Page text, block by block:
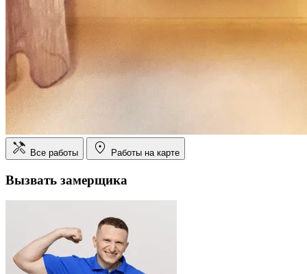
Все работы Работы на карте
Вызвать замерщика